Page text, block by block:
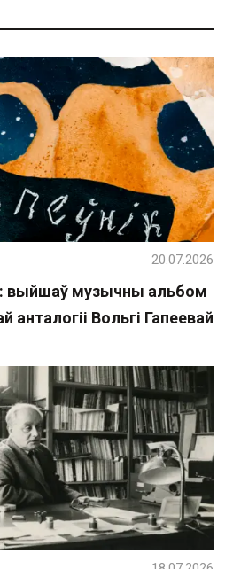
выйшаў музычны альбом
анталогіі Вольгі Гапеевай
20.07.2026